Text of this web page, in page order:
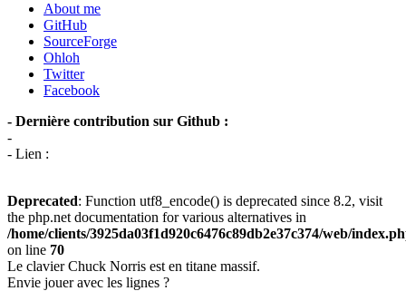
About me
GitHub
SourceForge
Ohloh
Twitter
Facebook
- Dernière contribution sur Github :
-
- Lien :
Deprecated: Function utf8_encode() is deprecated since 8.2, visit
the php.net documentation for various alternatives in
/home/clients/3925da03f1d920c6476c89db2e37c374/web/
on line 70
Le clavier Chuck Norris est en titane massif.
Envie jouer avec les lignes ?